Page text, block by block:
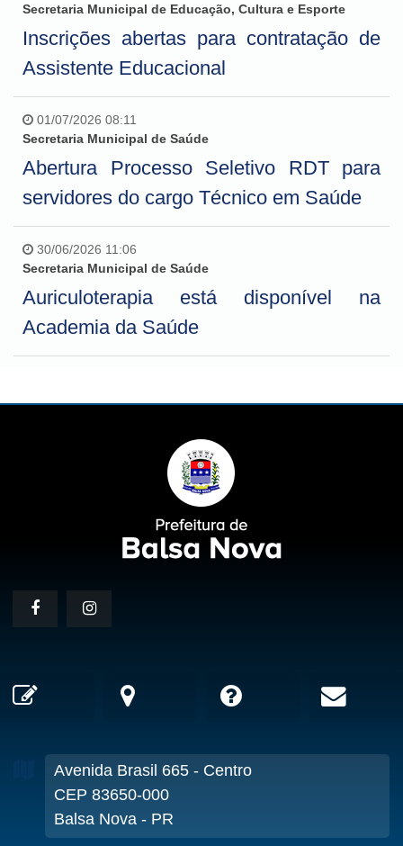
Secretaria Municipal de Educação, Cultura e Esporte
Inscrições abertas para contratação de
Assistente Educacional
01/07/2026 08:11
Secretaria Municipal de Saúde
Abertura Processo Seletivo RDT para
servidores do cargo Técnico em Saúde
30/06/2026 11:06
Secretaria Municipal de Saúde
Auriculoterapia está disponível na
Academia da Saúde
Avenida Brasil 665 - Centro
CEP 83650-000
Balsa Nova - PR